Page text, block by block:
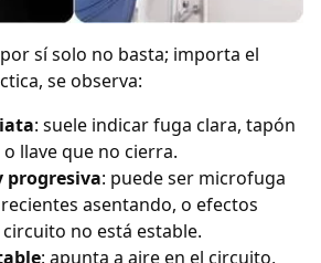
sí solo no basta; importa el
se observa:
: suele indicar fuga clara, tapón
llave que no cierra.
progresiva: puede ser microfuga
asentando, o efectos
no está estable.
: apunta a aire en el circuito,